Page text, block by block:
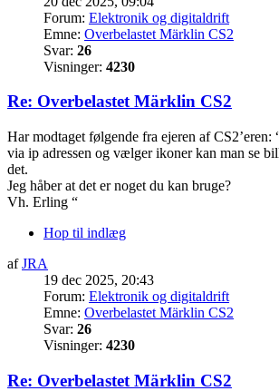
Forum: Elektronik og digitaldrift
Emne: Overbelastet Märklin CS2
Svar: 26
Visninger: 4230
Re: Overbelastet Märklin CS2
Har modtaget følgende fra ejeren af CS2’eren:
via ip adressen og vælger ikoner kan man se
det.
Jeg håber at det er noget du kan bruge?
Vh. Erling “
Hop til indlæg
afJRA
19 dec 2025, 20:43
Forum: Elektronik og digitaldrift
Emne: Overbelastet Märklin CS2
Svar: 26
Visninger: 4230
Re: Overbelastet Märklin CS2